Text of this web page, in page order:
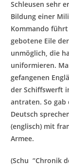
Schleusen sehr
Bildung einer
Kommando
gebotene Eile
unmöglich, die
uniformieren.
gefangenen
der Schiffswerft
antraten. So gab
Deutsch
(englisch) mit
Armee.
(Schu “Chronik